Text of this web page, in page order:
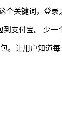
个关键词，登
到支付宝。 少一
让用户知道